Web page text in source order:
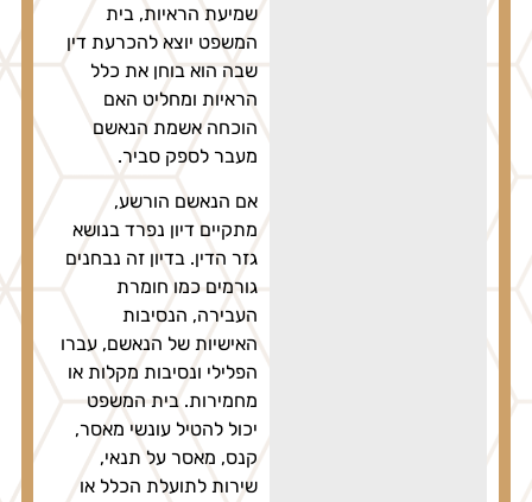
שמיעת הראיות, בית
המשפט יוצא להכרעת דין
שבה הוא בוחן את כלל
הראיות ומחליט האם
הוכחה אשמת הנאשם
מעבר לספק סביר.
אם הנאשם הורשע,
מתקיים דיון נפרד בנושא
גזר הדין. בדיון זה נבחנים
גורמים כמו חומרת
העבירה, הנסיבות
האישיות של הנאשם, עברו
הפלילי ונסיבות מקלות או
מחמירות. בית המשפט
יכול להטיל עונשי מאסר,
קנס, מאסר על תנאי,
שירות לתועלת הכלל או